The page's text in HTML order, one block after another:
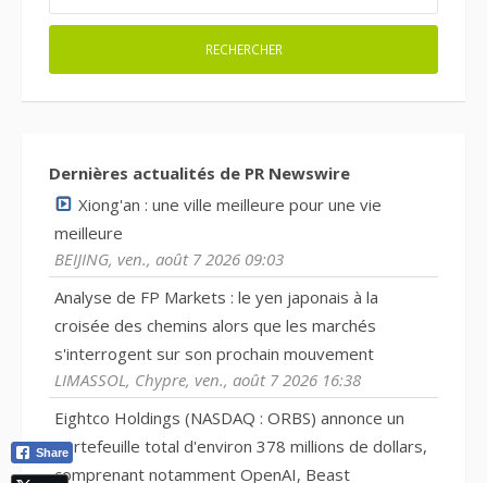
Dernières actualités de PR Newswire
Xiong'an : une ville meilleure pour une vie
meilleure
BEIJING, ven., août 7 2026 09:03
Analyse de FP Markets : le yen japonais à la
croisée des chemins alors que les marchés
s'interrogent sur son prochain mouvement
LIMASSOL, Chypre, ven., août 7 2026 16:38
Eightco Holdings (NASDAQ : ORBS) annonce un
portefeuille total d'environ 378 millions de dollars,
comprenant notamment OpenAI, Beast
Share